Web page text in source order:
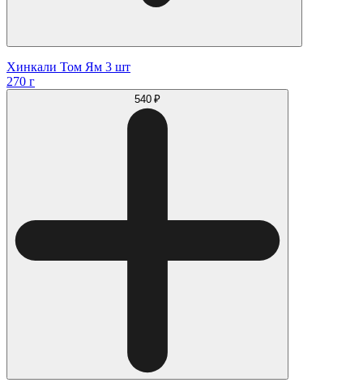
Хинкали Том Ям 3 шт
270 г
540 ₽